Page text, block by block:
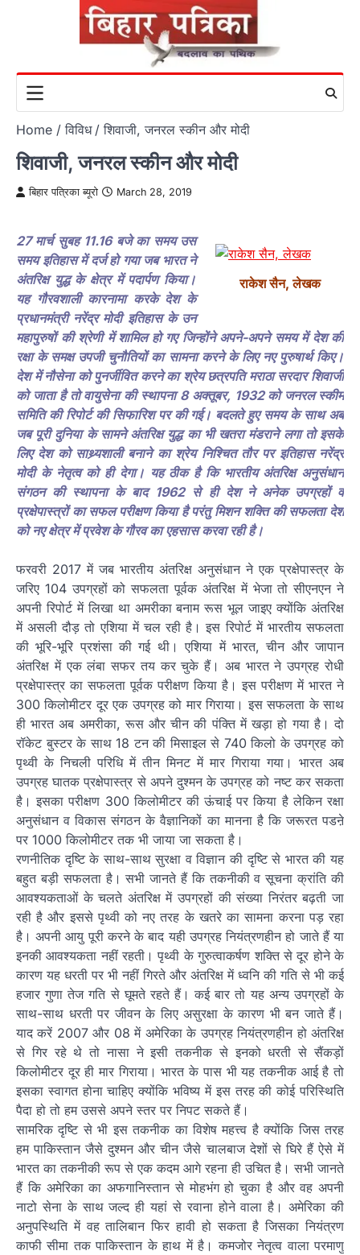
Home विविध शिवाजी, जनरल स्कीन और मोदी
शिवाजी, जनरल स्कीन और मोदी
बिहार पत्रिका ब्यूरो March 28, 2019
राकेश सैन, लेखक
27 मार्च सुबह 11.16 बजे का समय उस
समय इतिहास में दर्ज हो गया जब भारत ने
अंतरिक्ष युद्ध के क्षेत्र में पदार्पण किया।
यह गौरवशाली कारनामा करके देश के
प्रधानमंत्री नरेंद्र मोदी इतिहास के उन
महापुरुषों की श्रेणी में शामिल हो गए जिन्होंने अपने-अपने समय में देश की
रक्षा के समक्ष उपजी चुनौतियों का सामना करने के लिए नए पुरुषार्थ किए।
देश में नौसेना को पुनर्जीवित करने का श्रेय छत्रपति मराठा सरदार शिवाजी
को जाता है तो वायुसेना की स्थापना 8 अक्तूबर, 1932 को जनरल स्कीम
समिति की रिपोर्ट की सिफारिश पर की गई। बदलते हुए समय के साथ अब
जब पूरी दुनिया के सामने अंतरिक्ष युद्ध का भी खतरा मंडराने लगा तो इसके
लिए देश को साथ्र्यशाली बनाने का श्रेय निश्चित तौर पर इतिहास नरेंद्र
मोदी के नेतृत्व को ही देगा। यह ठीक है कि भारतीय अंतरिक्ष अनुसंधान
संगठन की स्थापना के बाद 1962 से ही देश ने अनेक उपग्रहों व
प्रक्षेपास्त्रों का सफल परीक्षण किया है परंतु मिशन शक्ति की सफलता देश
को नए क्षेत्र में प्रवेश के गौरव का एहसास करवा रही है।
फरवरी 2017 में जब भारतीय अंतरिक्ष अनुसंधान ने एक प्रक्षेपास्त्र के
जरिए 104 उपग्रहों को सफलता पूर्वक अंतरिक्ष में भेजा तो सीएनएन ने
अपनी रिपोर्ट में लिखा था अमरीका बनाम रूस भूल जाइए क्योंकि अंतरिक्ष
में असली दौड़ तो एशिया में चल रही है। इस रिपोर्ट में भारतीय सफलता
की भूरि-भूरि प्रशंसा की गई थी। एशिया में भारत, चीन और जापान
अंतरिक्ष में एक लंबा सफर तय कर चुके हैं। अब भारत ने उपग्रह रोधी
प्रक्षेपास्त्र का सफलता पूर्वक परीक्षण किया है। इस परीक्षण में भारत ने
300 किलोमीटर दूर एक उपग्रह को मार गिराया। इस सफलता के साथ
ही भारत अब अमरीका, रूस और चीन की पंक्ति में खड़ा हो गया है। दो
रॉकेट बुस्टर के साथ 18 टन की मिसाइल से 740 किलो के उपग्रह को
पृथ्वी के निचली परिधि में तीन मिनट में मार गिराया गया। भारत अब
उपग्रह घातक प्रक्षेपास्त्र से अपने दुश्मन के उपग्रह को नष्ट कर सकता
है। इसका परीक्षण 300 किलोमीटर की ऊंचाई पर किया है लेकिन रक्षा
अनुसंधान व विकास संगठन के वैज्ञानिकों का मानना है कि जरूरत पडऩे
पर 1000 किलोमीटर तक भी जाया जा सकता है।
रणनीतिक दृष्टि के साथ-साथ सुरक्षा व विज्ञान की दृष्टि से भारत की यह
बहुत बड़ी सफलता है। सभी जानते हैं कि तकनीकी व सूचना क्रांति की
आवश्यकताओं के चलते अंतरिक्ष में उपग्रहों की संख्या निरंतर बढ़ती जा
रही है और इससे पृथ्वी को नए तरह के खतरे का सामना करना पड़ रहा
है। अपनी आयु पूरी करने के बाद यही उपग्रह नियंत्रणहीन हो जाते हैं या
इनकी आवश्यकता नहीं रहती। पृथ्वी के गुरुत्वाकर्षण शक्ति से दूर होने के
कारण यह धरती पर भी नहीं गिरते और अंतरिक्ष में ध्वनि की गति से भी कई
हजार गुणा तेज गति से घूमते रहते हैं। कई बार तो यह अन्य उपग्रहों के
साथ-साथ धरती पर जीवन के लिए असुरक्षा के कारण भी बन जाते हैं।
याद करें 2007 और 08 में अमेरिका के उपग्रह नियंत्रणहीन हो अंतरिक्ष
से गिर रहे थे तो नासा ने इसी तकनीक से इनको धरती से सैंकड़ों
किलोमीटर दूर ही मार गिराया। भारत के पास भी यह तकनीक आई है तो
इसका स्वागत होना चाहिए क्योंकि भविष्य में इस तरह की कोई परिस्थिति
पैदा हो तो हम उससे अपने स्तर पर निपट सकते हैं।
सामरिक दृष्टि से भी इस तकनीक का विशेष महत्त्व है क्योंकि जिस तरह
हम पाकिस्तान जैसे दुश्मन और चीन जैसे चालबाज देशों से घिरे हैं ऐसे में
भारत का तकनीकी रूप से एक कदम आगे रहना ही उचित है। सभी जानते
हैं कि अमेरिका का अफगानिस्तान से मोहभंग हो चुका है और वह अपनी
नाटो सेना के साथ जल्द ही यहां से रवाना होने वाला है। अमेरिका की
अनुपस्थिति में वह तालिबान फिर हावी हो सकता है जिसका नियंत्रण
काफी सीमा तक पाकिस्तान के हाथ में है। कमजोर नेतृत्व वाला परमाणु